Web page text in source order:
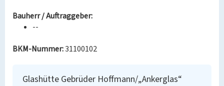
Bauherr / Auftraggeber:
--
BKM-Nummer:31100102
Glashütte Gebrüder Hoffmann/„Ankerglas“